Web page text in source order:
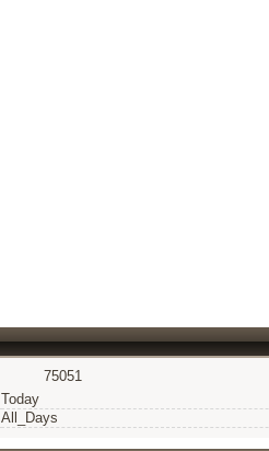
75051
Today
All_Days